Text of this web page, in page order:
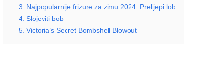
3. Najpopularnije frizure za zimu 2024: Prelijepi lob
4. Slojeviti bob
5. Victoria’s Secret Bombshell Blowout